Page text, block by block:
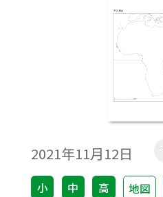
2021年11月12日
小 中 高 地図